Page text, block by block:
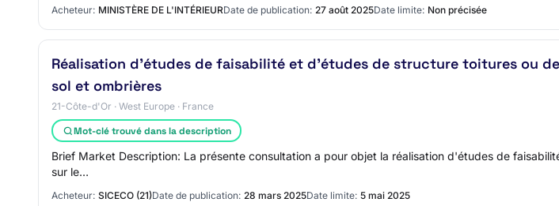
Acheteur: MINISTÈRE DE L'INTÉRIEURDate de publication: 27 août 2025Date limite: Non précisée
Réalisation d'études de faisabilité et d'études de structure toitures ou
sol et ombrières
21-Côte-d'Or · West Europe · France
Mot-clé trouvé dans la description
Brief Market Description: La présente consultation a pour objet la réalisation d'études de
sur le…
Acheteur: SICECO (21)Date de publication: 28 mars 2025Date limite: 5 mai 2025